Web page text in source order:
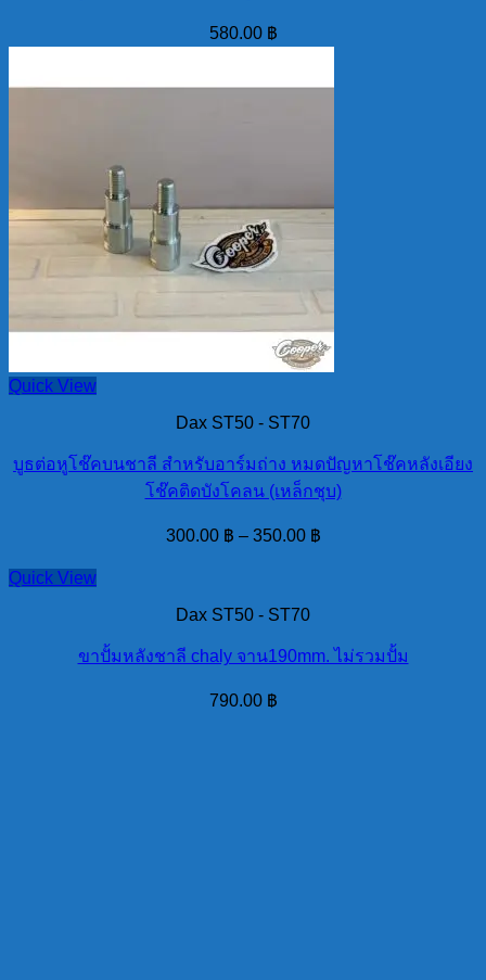
580.00 ฿
Quick View
Dax ST50 - ST70
บูธต่อหูโช๊คบนชาลี สำหรับอาร์มถ่าง หมดปัญหาโช๊คหลังเอียง
โช๊คติดบังโคลน (เหล็กชุบ)
300.00 ฿ – 350.00 ฿
Quick View
Dax ST50 - ST70
ขาปั้มหลังชาลี chaly จาน190mm. ไม่รวมปั้ม
790.00 ฿